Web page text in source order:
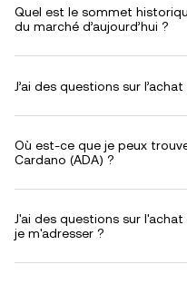
Quel est le sommet
du marché d’aujourd’hui ?
J’ai des questions sur
Où est-ce que je peux
Cardano (ADA) ?
J'ai des questions sur
je m'adresser ?